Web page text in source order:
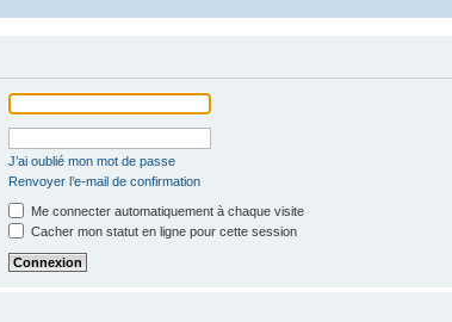
J’ai oublié mon mot de passe
Renvoyer l’e-mail de confirmation
Me connecter automatiquement à chaque visite
Cacher mon statut en ligne pour cette session